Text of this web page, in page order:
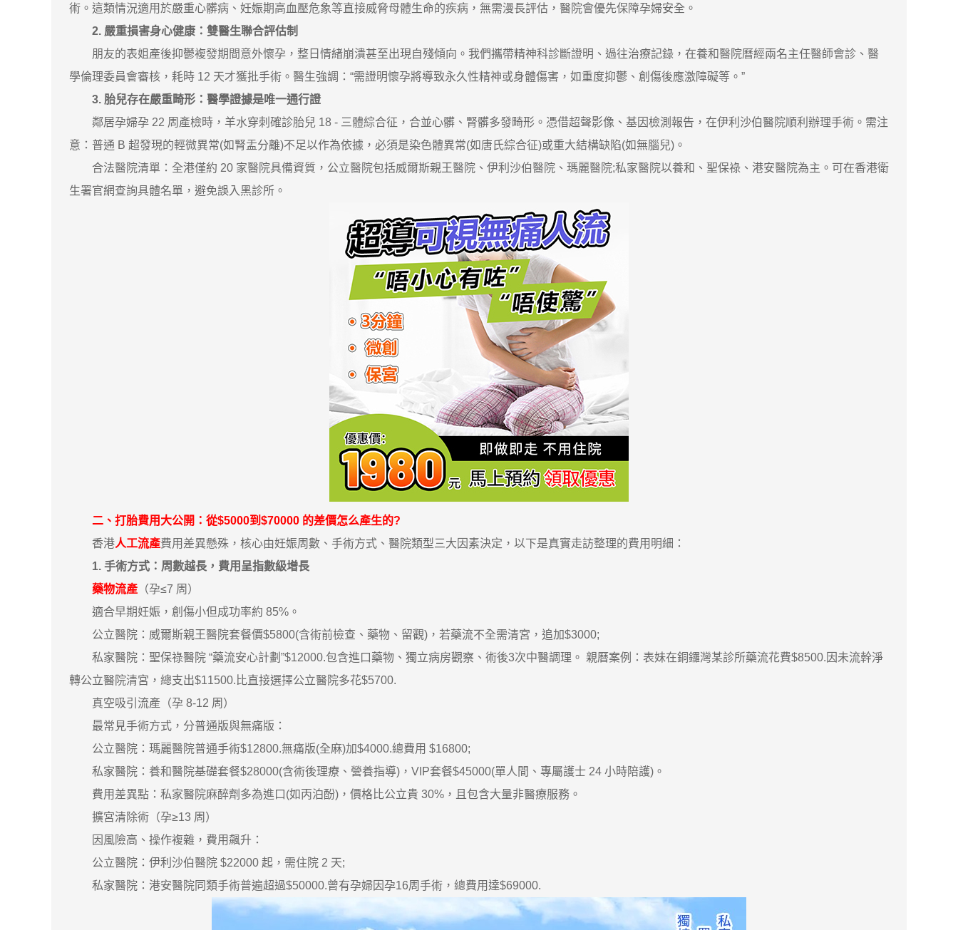
術。這類情況適用於嚴重心髒病、妊娠期高血壓危象等直接威脅母體生命的疾病，無需漫長評估，醫院會優先保障孕婦安全。
2. 嚴重損害身心健康：雙醫生聯合評估制
朋友的表姐產後抑鬱複發期間意外懷孕，整日情緒崩潰甚至出現自殘傾向。我們攜帶精神科診斷證明、過往治療記錄，在養和醫院曆經兩名主任醫師會診、醫
學倫理委員會審核，耗時 12 天才獲批手術。醫生強調：“需證明懷孕將導致永久性精神或身體傷害，如重度抑鬱、創傷後應激障礙等。”
3. 胎兒存在嚴重畸形：醫學證據是唯一通行證
鄰居孕婦孕 22 周產檢時，羊水穿刺確診胎兒 18 - 三體綜合征，合並心髒、腎髒多發畸形。憑借超聲影像、基因檢測報告，在伊利沙伯醫院順利辦理手術。需注
意：普通 B 超發現的輕微異常(如腎盂分離)不足以作為依據，必須是染色體異常(如唐氏綜合征)或重大結構缺陷(如無腦兒)。
合法醫院清單：全港僅約 20 家醫院具備資質，公立醫院包括威爾斯親王醫院、伊利沙伯醫院、瑪麗醫院;私家醫院以養和、聖保祿、港安醫院為主。可在香港衛
生署官網查詢具體名單，避免誤入黑診所。
二、打胎費用大公開：從$5000到$70000 的差價怎么產生的?
香港人工流產費用差異懸殊，核心由妊娠周數、手術方式、醫院類型三大因素決定，以下是真實走訪整理的費用明細：
1. 手術方式：周數越長，費用呈指數級增長
藥物流產 （孕≤7 周）
適合早期妊娠，創傷小但成功率約 85%。
公立醫院：威爾斯親王醫院套餐價$5800(含術前檢查、藥物、留觀)，若藥流不全需清宮，追加$3000;
私家醫院：聖保祿醫院 “藥流安心計劃”$12000.包含進口藥物、獨立病房觀察、術後3次中醫調理。 親曆案例：表妹在銅鑼灣某診所藥流花費$8500.因未流幹淨
轉公立醫院清宮，總支出$11500.比直接選擇公立醫院多花$5700.
真空吸引流產（孕 8-12 周）
最常見手術方式，分普通版與無痛版：
公立醫院：瑪麗醫院普通手術$12800.無痛版(全麻)加$4000.總費用 $16800;
私家醫院：養和醫院基礎套餐$28000(含術後理療、營養指導)，VIP套餐$45000(單人間、專屬護士 24 小時陪護)。
費用差異點：私家醫院麻醉劑多為進口(如丙泊酚)，價格比公立貴 30%，且包含大量非醫療服務。
擴宮清除術（孕≥13 周）
因風險高、操作複雜，費用飆升：
公立醫院：伊利沙伯醫院 $22000 起，需住院 2 天;
私家醫院：港安醫院同類手術普遍超過$50000.曾有孕婦因孕16周手術，總費用達$69000.